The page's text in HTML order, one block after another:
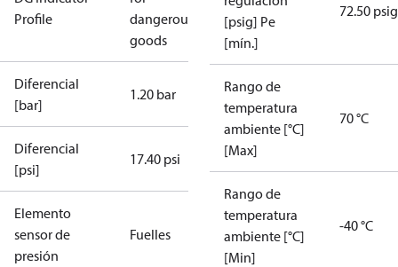
Profile
dangerous
goods
Diferencial
[bar]
1.20 bar
Diferencial
[psi]
17.40 psi
Elemento
sensor de
presión
Fuelles
[psig] Pe
[mín.]
72.50 psig
Rango de
temperatura
ambiente [°C]
[Max]
70 °C
Rango de
temperatura
ambiente [°C]
[Min]
-40 °C